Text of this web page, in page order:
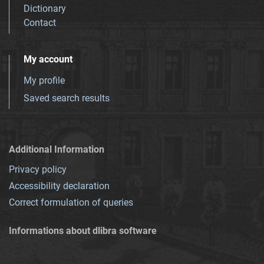
Dictionary
Contact
My account
My profile
Saved search results
Additional Information
Privacy policy
Accessibility declaration
Correct formulation of queries
Informations about dlibra software